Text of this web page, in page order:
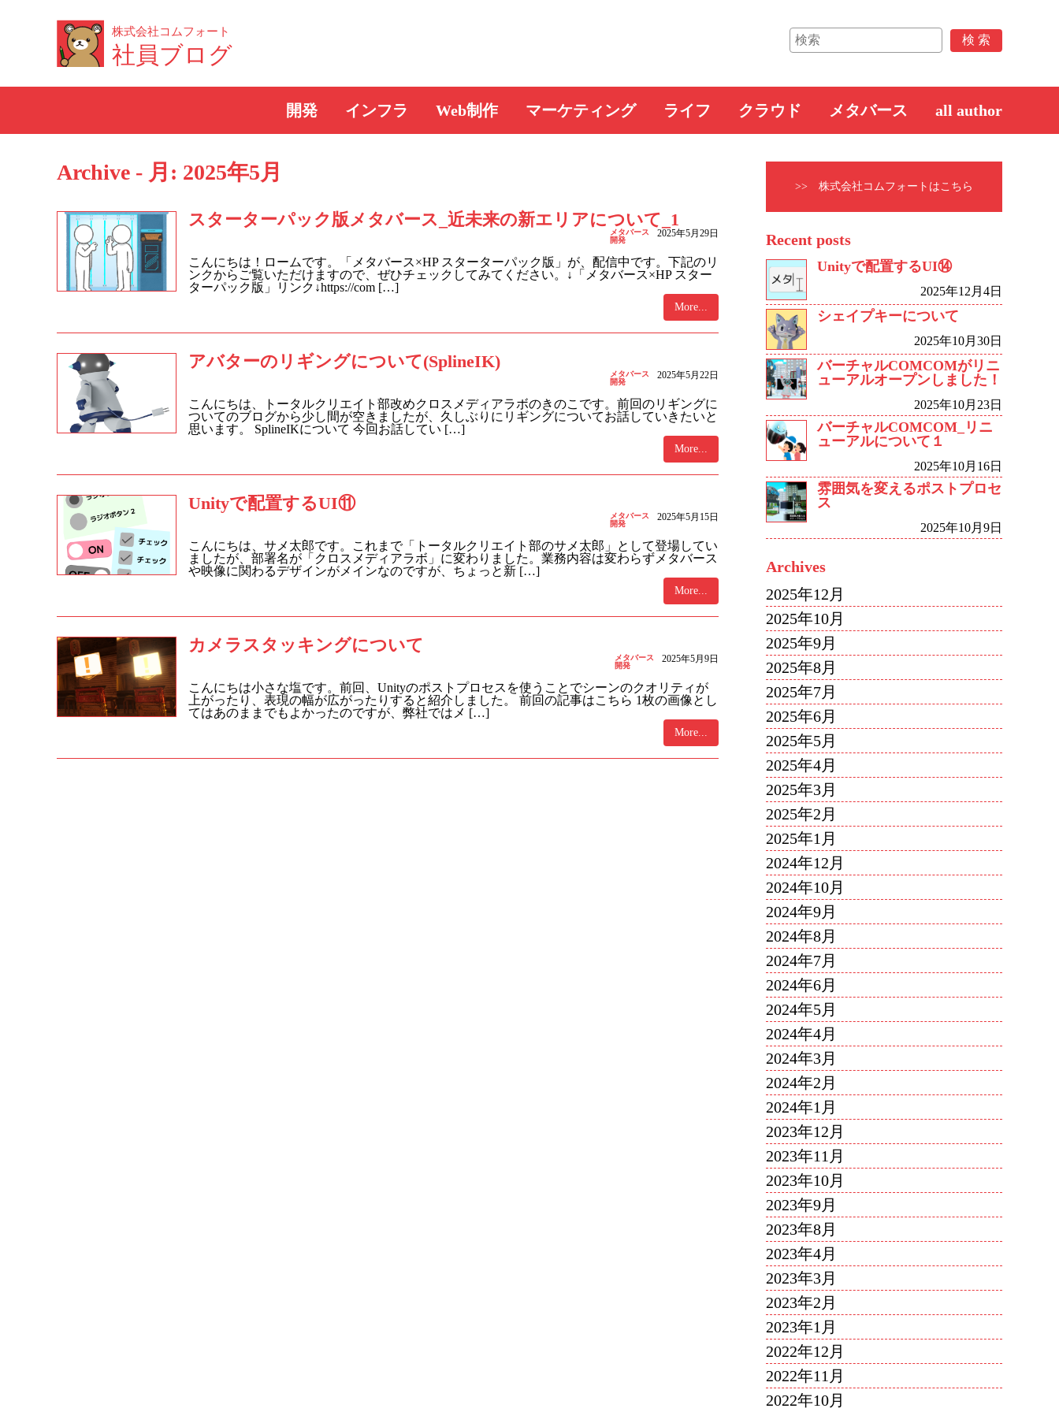
株式会社コムフォート
社員ブログ
開発 インフラ Web制作 マーケティング ライフ クラウド メタバース all author
Archive - 月: 2025年5月
スターターパック版メタバース_近未来の新エリアについて_1
メタバース
開発
2025年5月29日
こんにちは！ロームです。「メタバース×HP スターターパック版」が、配信中です。下記のリ
ンクからご覧いただけますので、ぜひチェックしてみてください。↓「メタバース×HP スター
ターパック版」リンク↓https://com […]
More...
アバターのリギングについて(SplineIK)
メタバース
開発
2025年5月22日
こんにちは、トータルクリエイト部改めクロスメディアラボのきのこです。前回のリギングに
ついてのブログから少し間が空きましたが、久しぶりにリギングについてお話していきたいと
思います。 SplineIKについて 今回お話してい […]
More...
Unityで配置するUI⑪
メタバース
開発
2025年5月15日
こんにちは、サメ太郎です。これまで「トータルクリエイト部のサメ太郎」として登場してい
ましたが、部署名が「クロスメディアラボ」に変わりました。業務内容は変わらずメタバース
や映像に関わるデザインがメインなのですが、ちょっと新 […]
More...
カメラスタッキングについて
メタバース
開発
2025年5月9日
こんにちは小さな塩です。前回、Unityのポストプロセスを使うことでシーンのクオリティが
上がったり、表現の幅が広がったりすると紹介しました。 前回の記事はこちら 1枚の画像とし
てはあのままでもよかったのですが、弊社ではメ […]
More...
>> 株式会社コムフォートはこちら
Recent posts
Unityで配置するUI⑭
2025年12月4日
シェイプキーについて
2025年10月30日
バーチャルCOMCOMがリニ
ューアルオープンしました！
2025年10月23日
バーチャルCOMCOM_リニ
ューアルについて１
2025年10月16日
雰囲気を変えるポストプロセ
ス
2025年10月9日
Archives
2025年12月
2025年10月
2025年9月
2025年8月
2025年7月
2025年6月
2025年5月
2025年4月
2025年3月
2025年2月
2025年1月
2024年12月
2024年10月
2024年9月
2024年8月
2024年7月
2024年6月
2024年5月
2024年4月
2024年3月
2024年2月
2024年1月
2023年12月
2023年11月
2023年10月
2023年9月
2023年8月
2023年4月
2023年3月
2023年2月
2023年1月
2022年12月
2022年11月
2022年10月